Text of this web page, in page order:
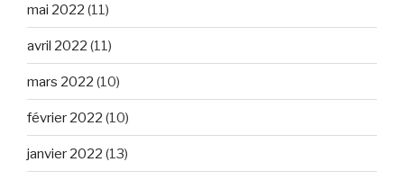
mai 2022 (11)
avril 2022 (11)
mars 2022 (10)
février 2022 (10)
janvier 2022 (13)